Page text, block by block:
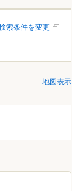
索条件を変更
地図表示